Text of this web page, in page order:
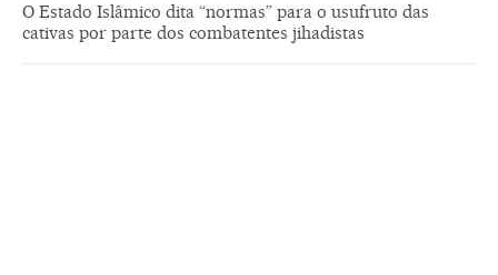
O Estado Islâmico dita “normas” para o usufruto das
cativas por parte dos combatentes jihadistas